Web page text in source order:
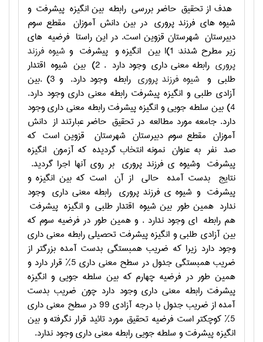
هدف از تحقیق حاضر بررسی رابطه بین انگیزه پیشرفت و
شیوه های فرزند پروری در بین دانش آموزان مقطع سوم
دبیرستان شهرستان قزوین است. در این راستا فرضیه های
زیر مطرح شدند: 1)ا بین انگیزه و پیشرفت و
شیوه فرزند
پروری
رابطه معنی داری وجود دارد . 2) بین شیوه اقتدار
طلبی و شیوه فرزند پروری
رابطه وجود دارد. و 3) .بين
آزادي طلبي و انگيزه پيشرفت رابطه معني داري وجود دارد.
4) بين سلطه جويي و انگيزه پيشرفت رابطه معني داري وجود
دارد. جامعه مورد مطالعه در تحقیق حاضر عبارتند از دانش
آموزان مقطع سوم دبیرستان شهرستان قزوین است که
صد نفر به عنوان نمونه انتخاب گردیده که آزمون انگیزه
پیشرفت وشیوه ی فرزند پروری بر روی آنها اجرا گردید.
نتایج بدست آمده حالی از آن است که بین انگیزه و
پیشرفت و شیوه ی فرزند پروری رابطه معنی داری وجود
ندارد همین طور بین شیوه اقتدار طلبی و انگیزه پیشرفت
هم رابطه ای وجود ندارد . و همين طور در فرضيه سوم كه
بين آزادي طلبي و انگيزه پيشرفت تحصيلي رابطه معني داري
وجود دارد زيرا كه ضريب همبستگي بدست آمده بزرگتر از
ضريب همبستگي جدول در سطح معني داري 5% قرار دارد و
همين طور در فرضيه چهارم كه بين سلطه جويي و انگيزه
پيشرفت رابطه معني داري وجود دارد چون ضريب بدست
آمده از ضريب جدول با درجه آزادي 99 در سطح معني داري
5% كوچكتر است فرضيه تحقيق مورد تائيد قرار نگرفته و بين
انگيزه پيشرفت و سلطه جويي رابطه معني داري وجود ندارد.